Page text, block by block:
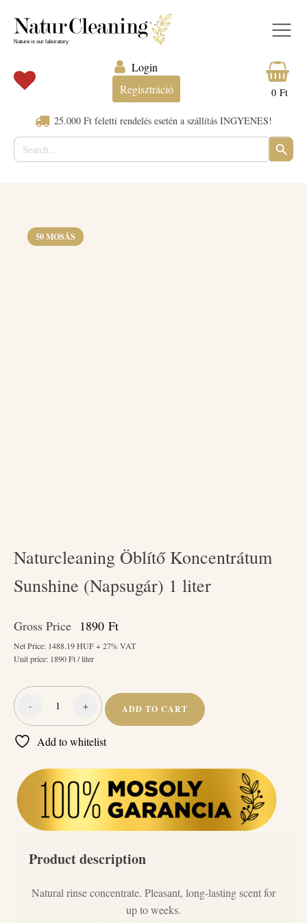
25.000 Ft feletti rendelés esetén a szállítás INGYENES!
Search
for:
SEARCH
BUTTON
Login
Regisztráció
0 Ft
50 MOSÁS
Naturcleaning Öblítő Koncentrátum
Sunshine (Napsugár) 1 liter
Gross Price 1890 Ft
Net Price: 1488.19HUF + 27% VAT
Unit price: 1890Ft / liter
-
Naturcleaning
Koncentrátum
(Napsugár)
1
liter
quantity
+ ADD TO CART
Add to whitelist
Product description
Natural rinse concentrate. Pleasant, long-lasting scent for
up to weeks.